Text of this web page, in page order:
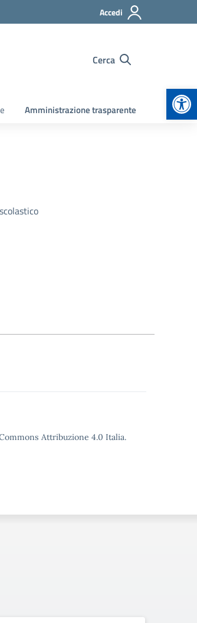
Accedi
Cerca
Amministrazione trasparente
Attribuzione 4.0 Italia.